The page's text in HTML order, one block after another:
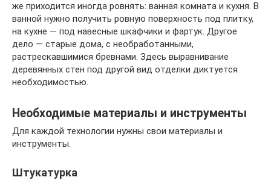
же приходится иногда ровнять: ванная комната и кухня. В
ванной нужно получить ровную поверхность под плитку,
на кухне — под навесные шкафчики и фартук. Другое
дело — старые дома, с необработанными,
растрескавшимися бревнами. Здесь выравнивание
деревянных стен под другой вид отделки диктуется
необходимостью.
Необходимые материалы и инструменты
Для каждой технологии нужны свои материалы и
инструменты.
Штукатурка